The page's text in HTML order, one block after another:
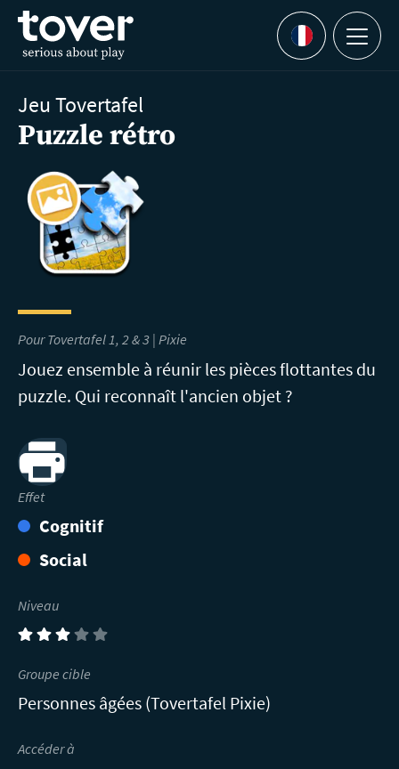
Aller au contenu principal
Languages
Menu
Jeu Tovertafel
Puzzle rétro
Pour Tovertafel 1, 2 & 3 | Pixie
Jouez ensemble à réunir les pièces flottantes du
puzzle. Qui reconnaît l'ancien objet ?
Print
Effet
Cognitif
Social
Niveau
(3)
Groupe cible
Personnes âgées (Tovertafel Pixie)
Accéder à